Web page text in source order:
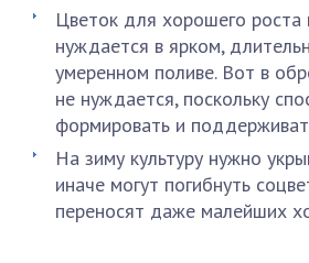
Цветок для хорошего роста
нуждается в ярком,
умеренном поливе. Вот в
не нуждается, поскольку
формировать и
На зиму культуру нужно
иначе могут погибнуть
переносят даже малейших